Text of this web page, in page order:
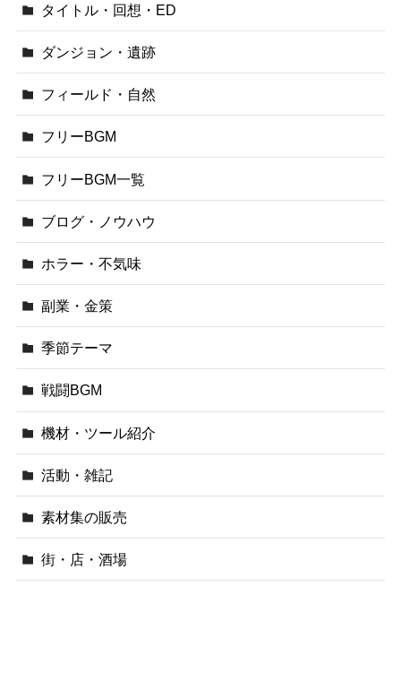
タイトル・回想・ED
ダンジョン・遺跡
フィールド・自然
フリーBGM
フリーBGM一覧
ブログ・ノウハウ
ホラー・不気味
副業・金策
季節テーマ
戦闘BGM
機材・ツール紹介
活動・雑記
素材集の販売
街・店・酒場